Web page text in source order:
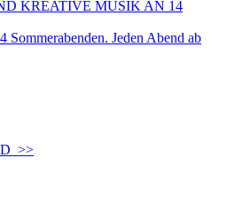
KREATIVE MUSIK AN 14
Sommerabenden. Jeden Abend ab
>>